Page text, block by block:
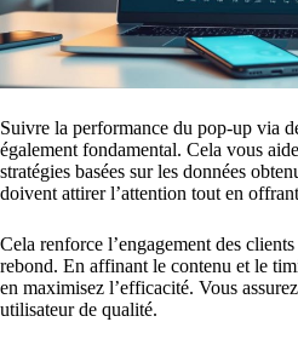
Suivre la performance du pop-up via
également fondamental. Cela vous
stratégies basées sur les données
doivent attirer l’attention tout en
Cela renforce l’engagement des
rebond. En affinant le contenu et le
en maximisez l’efficacité. Vous
utilisateur de qualité.